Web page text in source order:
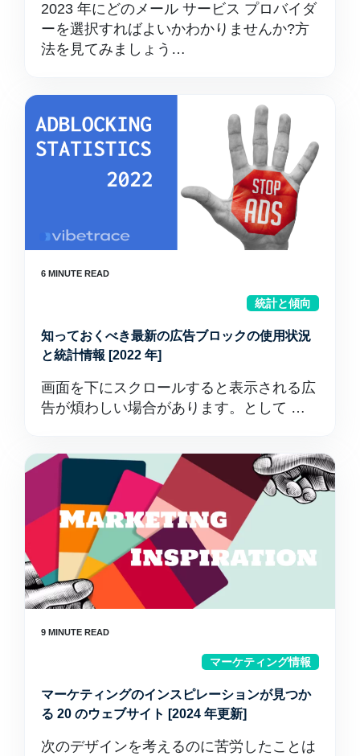
2023 年にどのメール サービス プロバイダ
ーを選択すればよいかわかりませんか?方
法を見てみましょう…
統計と傾向
知っておくべき最新の広告ブロックの使用状況
と統計情報 [2022 年]
画面を下にスクロールすると表示される広
告が煩わしい場合があります。として …
マーケティング情報
マーケティングのインスピレーションが見つか
る 20 のウェブサイト [2024 年更新]
次のデザインを考えるのに苦労したことは